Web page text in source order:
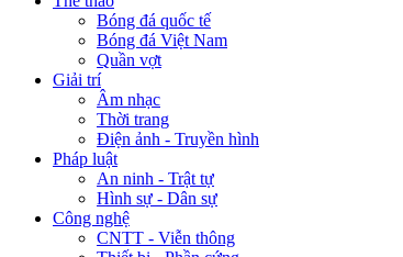
Bóng đá quốc tế
Bóng đá Việt Nam
Quần vợt
Giải trí
Âm nhạc
Thời trang
Điện ảnh - Truyền hình
Pháp luật
An ninh - Trật tự
Hình sự - Dân sự
Công nghệ
CNTT - Viễn thông